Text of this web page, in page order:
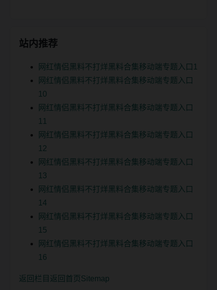
站内推荐
网红情侣黑料不打烊黑料合集移动端专题入口1
网红情侣黑料不打烊黑料合集移动端专题入口
10
网红情侣黑料不打烊黑料合集移动端专题入口
11
网红情侣黑料不打烊黑料合集移动端专题入口
12
网红情侣黑料不打烊黑料合集移动端专题入口
13
网红情侣黑料不打烊黑料合集移动端专题入口
14
网红情侣黑料不打烊黑料合集移动端专题入口
15
网红情侣黑料不打烊黑料合集移动端专题入口
16
返回栏目 返回首页 Sitemap